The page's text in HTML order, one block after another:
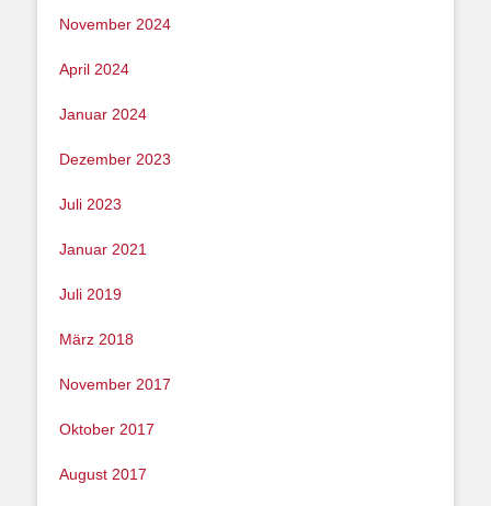
November 2024
April 2024
Januar 2024
Dezember 2023
Juli 2023
Januar 2021
Juli 2019
März 2018
November 2017
Oktober 2017
August 2017